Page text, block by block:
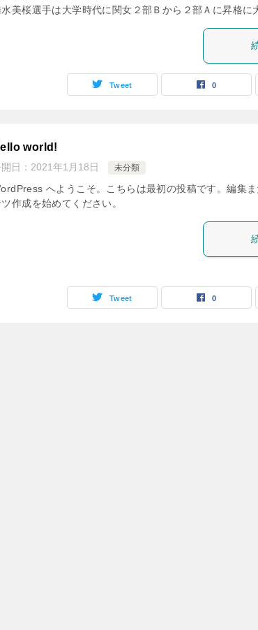
水美桜選手は大学時代に関女２部Ｂから２部Ａに昇格
Tweet 0
world!
日： 2021年1月18日 未分類
へようこそ。こちらは最初の投稿です。編集
ツ作成を始めてください。
Tweet 0